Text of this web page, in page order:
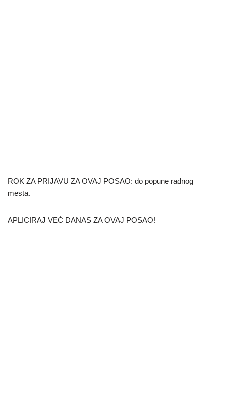
ROK ZA PRIJAVU ZA OVAJ POSAO: do popune radnog
mesta.
APLICIRAJ VEĆ DANAS ZA OVAJ POSAO!